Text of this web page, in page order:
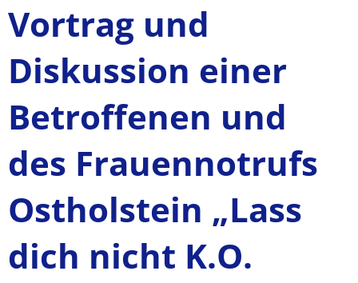
Vortrag und
Diskussion einer
Betroffenen und
des Frauennotrufs
Ostholstein „Lass
dich nicht K.O.